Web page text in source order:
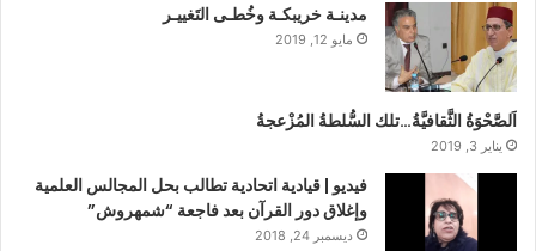
مدينـة خريبكـة وخُطـى التَغييـر
مايو 12, 2019
اَلصَّحْوَةُ الثَّقافيَّةُ…تلك السُّلطةُ المُزْعجةُ
يناير 3, 2019
فيديو | قيادية اتحادية تطالب بحل المجالس العلمية
وإغلاق دور القرآن بعد فاجعة “شمهروش”
ديسمبر 24, 2018